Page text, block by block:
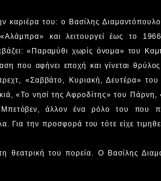
καριέρα του: ο Βασίλης
«Αλάμπρα» και λειτουργεί έως το
«Παραμύθι χωρίς όνομα» του
που αφήνει εποχή και γίνεται
«Σαββάτο, Κυριακή, Δευτέρα»
«Το νησί της Αφροδίτης» του
άλλον ένα ρόλο του που
Για την προσφορά του τότε είχε
θεατρική του πορεία. Ο Βασίλης